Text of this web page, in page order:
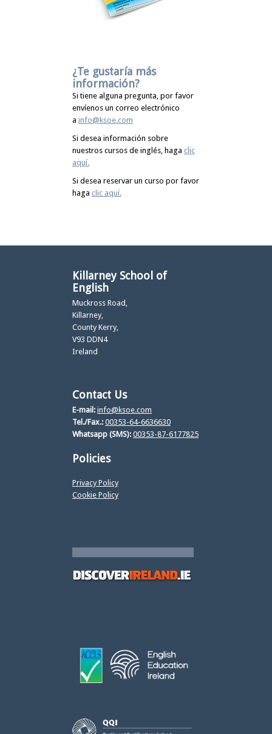
¿Te gustaría más
información?
Si tiene alguna pregunta, por favor
envíenos un correo electrónico
a info@ksoe.com
Si desea información sobre
nuestros cursos de inglés, haga clic
aquí.
Si desea reservar un curso por favor
haga clic aquí.
Killarney School of
English
Muckross Road,
Killarney,
County Kerry,
V93 DDN4
Ireland
Contact Us
E-mail: info@ksoe.com
Tel./Fax.: 00353-64-6636630
Whatsapp (SMS): 00353-87-6177825
Policies
Privacy Policy
Cookie Policy